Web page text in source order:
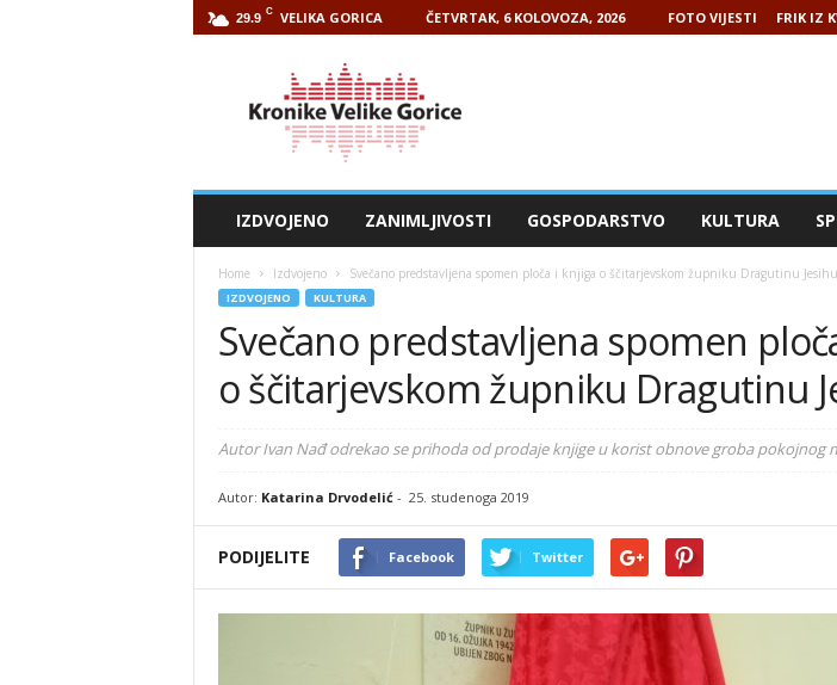
29.9 C VELIKA GORICA ČETVRTAK, 6 KOLOVOZA, 2026 FOTO VIJESTI FRIK IZ
IZDVOJENO ZANIMLJIVOSTI GOSPODARSTVO KULTURA
Home Izdvojeno Svečano predstavljena spomen ploča i knjiga o ščitarjevskom župniku Dragutinu Jesihu
IZDVOJENO KULTURA
Svečano predstavljena spomen
o ščitarjevskom župniku Dragutinu
Autor Ivan Nađ odrekao se prihoda od prodaje knjige u korist obnove groba pokojnog
Autor: Katarina Drvodelić- 25. studenoga 2019
PODIJELITE Facebook Twitter